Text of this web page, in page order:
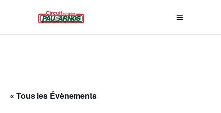
« Tous les Évènements